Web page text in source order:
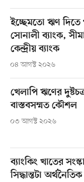
ইচ্ছেমতো ঋণ দিতে
সোনালী ব্যাংক,
কেন্দ্রীয় ব্যাংক
০৪ আগস্ট ২০২৬
খেলাপি ঋণের
বাস্তবসম্মত কৌশল
০৩ আগস্ট ২০২৬
ব্যাংকিং খাতের
সিদ্ধান্তটা